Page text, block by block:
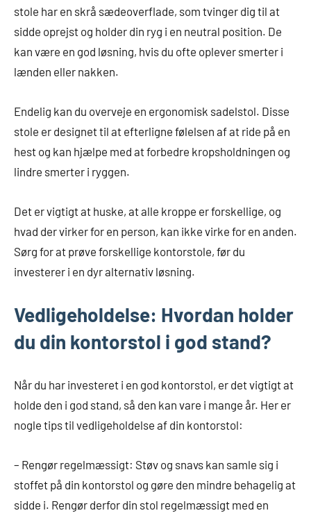
stole har en skrå sædeoverflade, som tvinger dig til at
sidde oprejst og holder din ryg i en neutral position. De
kan være en god løsning, hvis du ofte oplever smerter i
lænden eller nakken.
Endelig kan du overveje en ergonomisk sadelstol. Disse
stole er designet til at efterligne følelsen af at ride på en
hest og kan hjælpe med at forbedre kropsholdningen og
lindre smerter i ryggen.
Det er vigtigt at huske, at alle kroppe er forskellige, og
hvad der virker for en person, kan ikke virke for en anden.
Sørg for at prøve forskellige kontorstole, før du
investerer i en dyr alternativ løsning.
Vedligeholdelse: Hvordan holder
du din kontorstol i god stand?
Når du har investeret i en god kontorstol, er det vigtigt at
holde den i god stand, så den kan vare i mange år. Her er
nogle tips til vedligeholdelse af din kontorstol:
– Rengør regelmæssigt: Støv og snavs kan samle sig i
stoffet på din kontorstol og gøre den mindre behagelig at
sidde i. Rengør derfor din stol regelmæssigt med en